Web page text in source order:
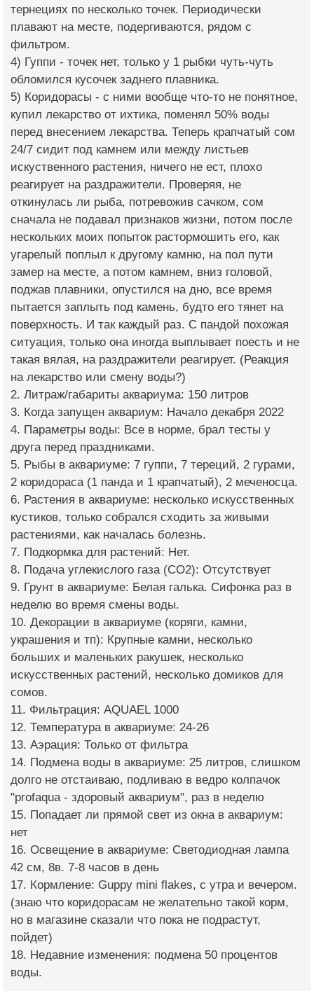
тернециях по несколько точек. Периодически
плавают на месте, подергиваются, рядом с
фильтром.
4) Гуппи - точек нет, только у 1 рыбки чуть-чуть
обломился кусочек заднего плавника.
5) Коридорасы - с ними вообще что-то не понятное,
купил лекарство от ихтика, поменял 50% воды
перед внесением лекарства. Теперь крапчатый сом
24/7 сидит под камнем или между листьев
искуственного растения, ничего не ест, плохо
реагирует на раздражители. Проверяя, не
откинулась ли рыба, потревожив сачком, сом
сначала не подавал признаков жизни, потом после
нескольких моих попыток растормошить его, как
угарелый поплыл к другому камню, на пол пути
замер на месте, а потом камнем, вниз головой,
поджав плавники, опустился на дно, все время
пытается заплыть под камень, будто его тянет на
поверхность. И так каждый раз. С пандой похожая
ситуация, только она иногда выплывает поесть и не
такая вялая, на раздражители реагирует. (Реакция
на лекарство или смену воды?)
2. Литраж/габариты аквариума: 150 литров
3. Когда запущен аквариум: Начало декабря 2022
4. Параметры воды: Все в норме, брал тесты у
друга перед праздниками.
5. Рыбы в аквариуме: 7 гуппи, 7 тереций, 2 гурами,
2 коридораса (1 панда и 1 крапчатый), 2 меченосца.
6. Растения в аквариуме: несколько искусственных
кустиков, только собрался сходить за живыми
растениями, как началась болезнь.
7. Подкормка для растений: Нет.
8. Подача углекислого газа (CO2): Отсутствует
9. Грунт в аквариуме: Белая галька. Сифонка раз в
неделю во время смены воды.
10. Декорации в аквариуме (коряги, камни,
украшения и тп): Крупные камни, несколько
больших и маленьких ракушек, несколько
искусственных растений, несколько домиков для
сомов.
11. Фильтрация: AQUAEL 1000
12. Температура в аквариуме: 24-26
13. Аэрация: Только от фильтра
14. Подмена воды в аквариуме: 25 литров, слишком
долго не отстаиваю, подливаю в ведро колпачок
"profaqua - здоровый аквариум", раз в неделю
15. Попадает ли прямой свет из окна в аквариум:
нет
16. Освещение в аквариуме: Светодиодная лампа
42 см, 8в. 7-8 часов в день
17. Кормление: Guppy mini flakes, с утра и вечером.
(знаю что коридорасам не желательно такой корм,
но в магазине сказали что пока не подрастут,
пойдет)
18. Недавние изменения: подмена 50 процентов
воды.